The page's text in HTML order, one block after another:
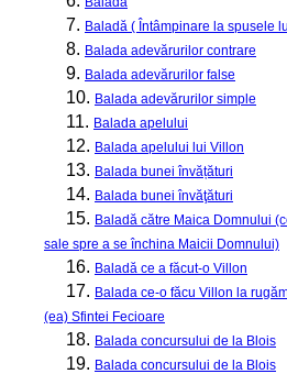
7. Baladă ( Întâmpinare la spusele
8. Balada adevărurilor contrare
9. Balada adevărurilor false
10. Balada adevărurilor simple
11. Balada apelului
12. Balada apelului lui Villon
13. Balada bunei învățături
14. Balada bunei învăţături
15. Baladă către Maica Domnului
sale spre a se închina Maicii Domnului)
16. Baladă ce a făcut-o Villon
17. Balada ce-o făcu Villon la
(ea) Sfintei Fecioare
18. Balada concursului de la Blois
19. Balada concursului de la Blois